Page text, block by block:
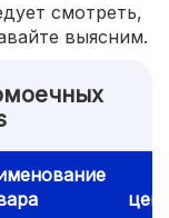
смотреть,
выясним.